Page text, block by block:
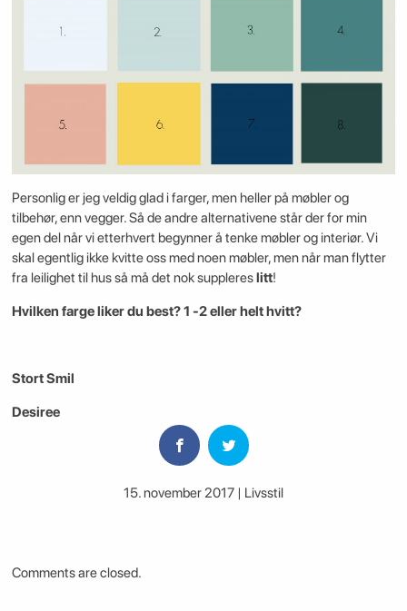
Personlig er jeg veldig glad i farger, men heller på møbler og
tilbehør, enn vegger. Så de andre alternativene står der for min
egen del når vi etterhvert begynner å tenke møbler og interiør. Vi
skal egentlig ikke kvitte oss med noen møbler, men når man flytter
fra leilighet til hus så må det nok supplereslitt!
Hvilken farge liker du best? 1 -2 eller helt hvitt?
Stort Smil
Desiree
15. november 2017 | Livsstil
Comments are closed.